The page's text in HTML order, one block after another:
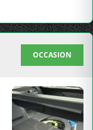
OCCASION